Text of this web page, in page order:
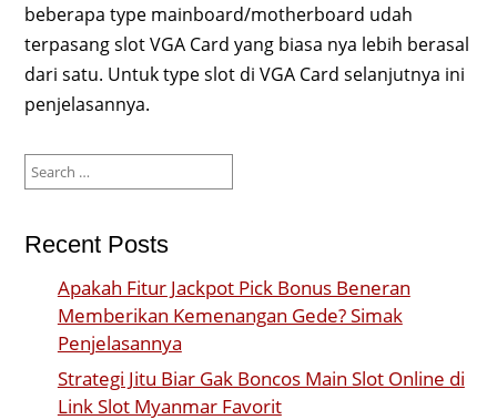
beberapa type mainboard/motherboard udah
terpasang slot VGA Card yang biasa nya lebih berasal
dari satu. Untuk type slot di VGA Card selanjutnya ini
penjelasannya.
for:
Recent Posts
Apakah Fitur Jackpot Pick Bonus Beneran
Memberikan Kemenangan Gede? Simak
Penjelasannya
Strategi Jitu Biar Gak Boncos Main Slot Online di
Link Slot Myanmar Favorit